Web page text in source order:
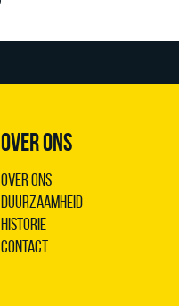
OVER ONS
Over ons
Duurzaamheid
Historie
Contact